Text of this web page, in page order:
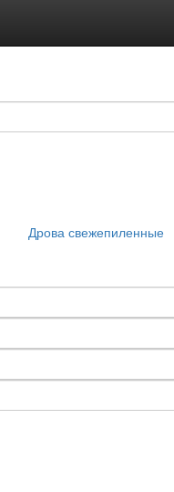
Дрова свежепиленные